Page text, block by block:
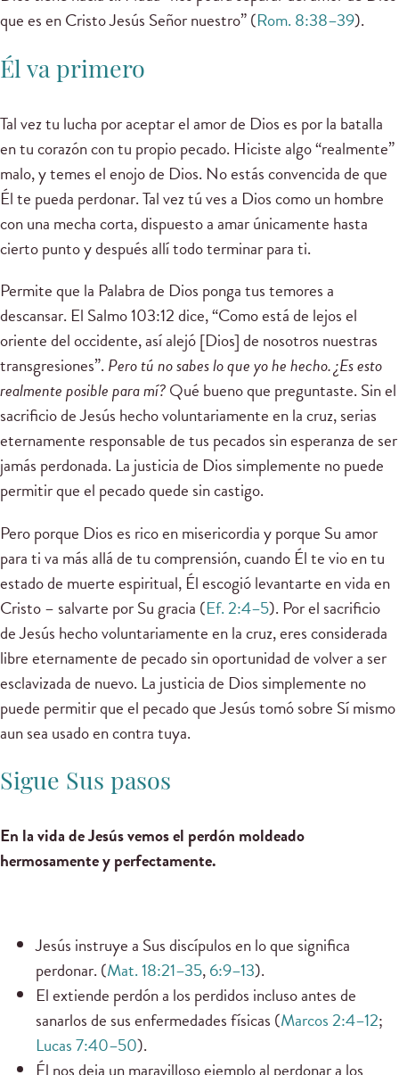
que es en Cristo Jesús Señor nuestro” (Rom. 8:38–39).
Él va primero
Tal vez tu lucha por aceptar el amor de Dios es por la batalla
en tu corazón con tu propio pecado. Hiciste algo “realmente”
malo, y temes el enojo de Dios. No estás convencida de que
Él te pueda perdonar. Tal vez tú ves a Dios como un hombre
con una mecha corta, dispuesto a amar únicamente hasta
cierto punto y después allí todo terminar para ti.
Permite que la Palabra de Dios ponga tus temores a
descansar. El Salmo 103:12 dice, “Como está de lejos el
oriente del occidente, así alejó [Dios] de nosotros nuestras
transgresiones”. Pero tú no sabes lo que yo he hecho. ¿Es esto
realmente posible para mí?Qué bueno que preguntaste. Sin el
sacrificio de Jesús hecho voluntariamente en la cruz, serias
eternamente responsable de tus pecados sin esperanza de ser
jamás perdonada. La justicia de Dios simplemente no puede
permitir que el pecado quede sin castigo.
Pero porque Dios es rico en misericordia y porque Su amor
para ti va más allá de tu comprensión, cuando Él te vio en tu
estado de muerte espiritual, Él escogió levantarte en vida en
Cristo – salvarte por Su gracia (Ef. 2:4–5). Por el sacrificio
de Jesús hecho voluntariamente en la cruz, eres considerada
libre eternamente de pecado sin oportunidad de volver a ser
esclavizada de nuevo. La justicia de Dios simplemente no
puede permitir que el pecado que Jesús tomó sobre Sí mismo
aun sea usado en contra tuya.
Sigue Sus pasos
En la vida de Jesús vemos el perdón moldeado
hermosamente y perfectamente.
Jesús instruye a Sus discípulos en lo que significa
perdonar. (Mat. 18:21–35,6:9–13).
El extiende perdón a los perdidos incluso antes de
sanarlos de sus enfermedades físicas (Marcos 2:4–12;
Lucas 7:40–50).
Él nos deja un maravilloso ejemplo al perdonar a los